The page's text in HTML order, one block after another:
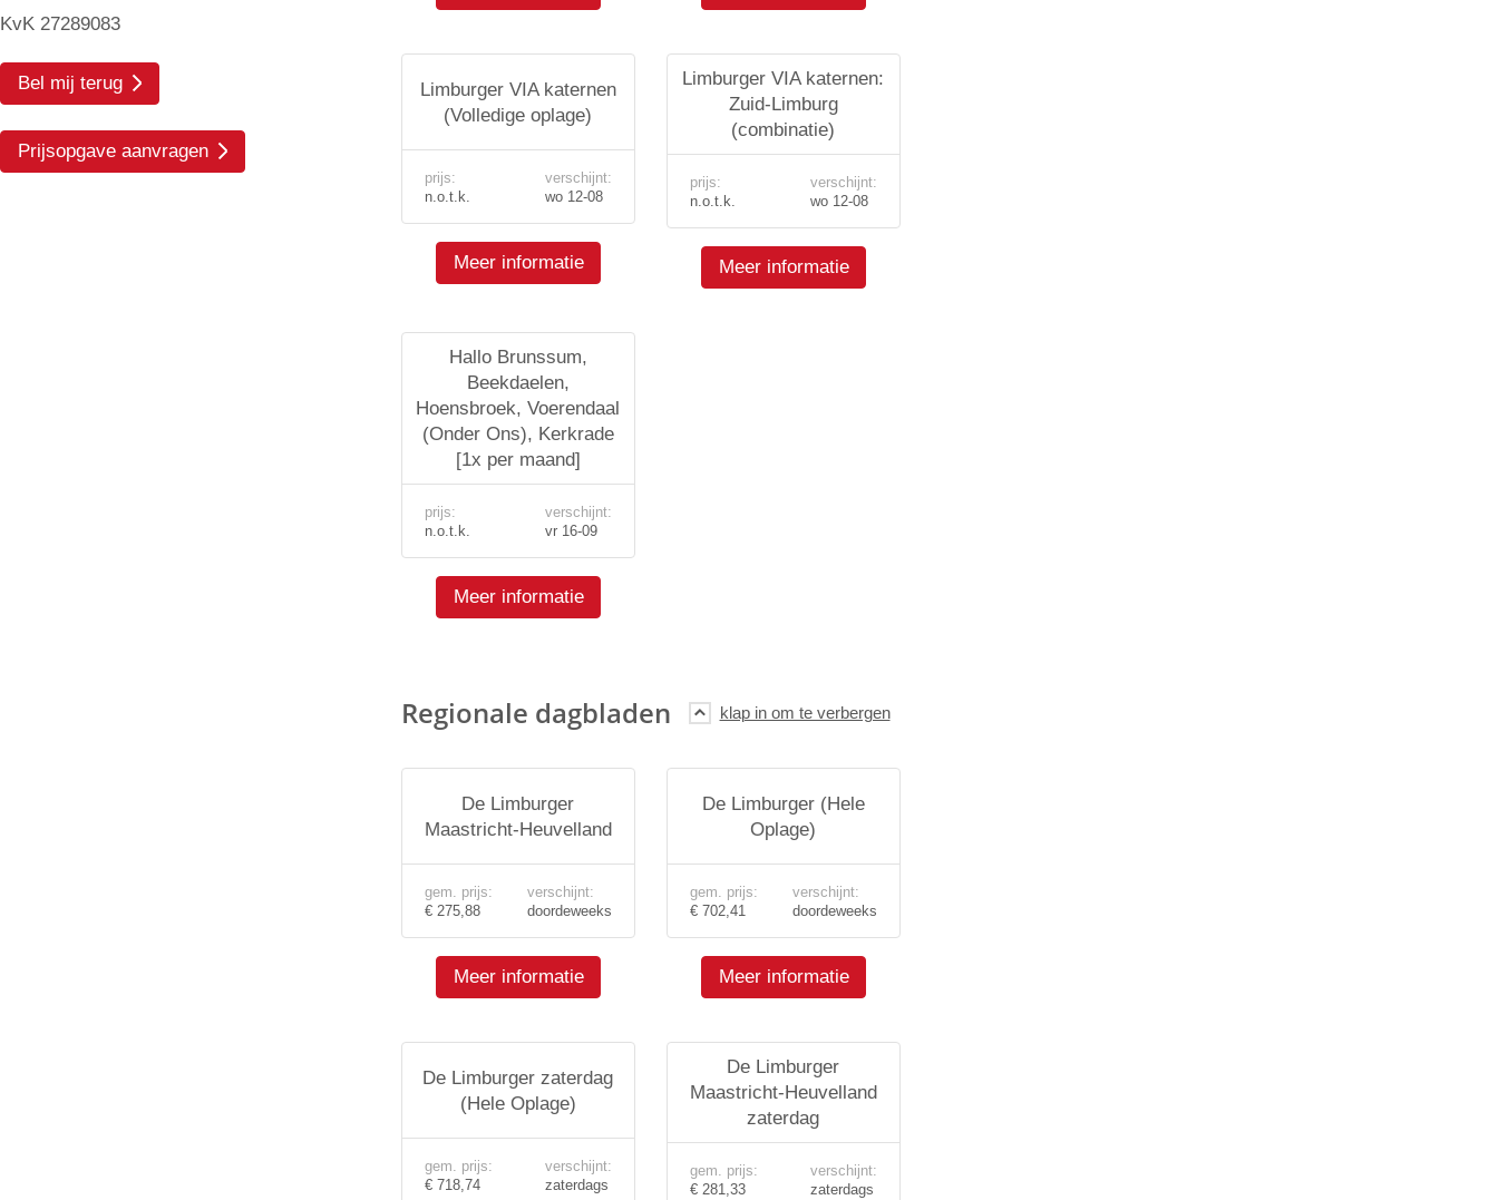
KvK 27289083
Bel mij terug
Prijsopgave aanvragen
Limburger VIA katernen
(Volledige oplage)
prijs:
n.o.t.k.
verschijnt:
wo 12-08
Meer informatie
Limburger VIA katernen:
Zuid-Limburg
(combinatie)
prijs:
n.o.t.k.
verschijnt:
wo 12-08
Meer informatie
Hallo Brunssum,
Beekdaelen,
Hoensbroek, Voerendaal
(Onder Ons), Kerkrade
[1x per maand]
prijs:
n.o.t.k.
verschijnt:
vr 16-09
Meer informatie
Regionale dagbladen
De Limburger
Maastricht-Heuvelland
gem. prijs:
€ 275,88
verschijnt:
doordeweeks
Meer informatie
De Limburger (Hele
Oplage)
gem. prijs:
€ 702,41
verschijnt:
doordeweeks
Meer informatie
De Limburger zaterdag
(Hele Oplage)
gem. prijs:
€ 718,74
verschijnt:
zaterdags
De Limburger
Maastricht-Heuvelland
zaterdag
gem. prijs:
€ 281,33
verschijnt:
zaterdags